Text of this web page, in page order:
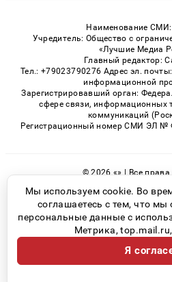
Наименование
Учредитель: Общество с
«Лучшие Медиа
Главный редактор:
Тел.: +79023790276 Адрес эл.
информационной
Зарегистрировавший орган:
сфере связи, информационных
коммуникаций
Регистрационный номер СМИ ЭЛ №
© 2026 «» | Все
Возрастная
Политика
Мы используем cookie. Во
соглашаетесь с тем, что
персональные данные с
Метрика,
Я